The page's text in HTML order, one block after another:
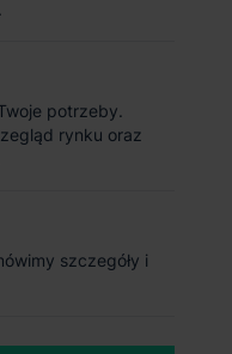
a my pomożemy Ci
doradców?
– dedykowany opiekun
po
rynku i analizie
potrzeby.
rynku oraz
szczegóły i